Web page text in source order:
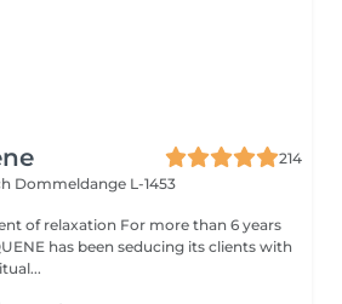
214
Dommeldange L-1453
of relaxation For more than 6 years
has been seducing its clients with